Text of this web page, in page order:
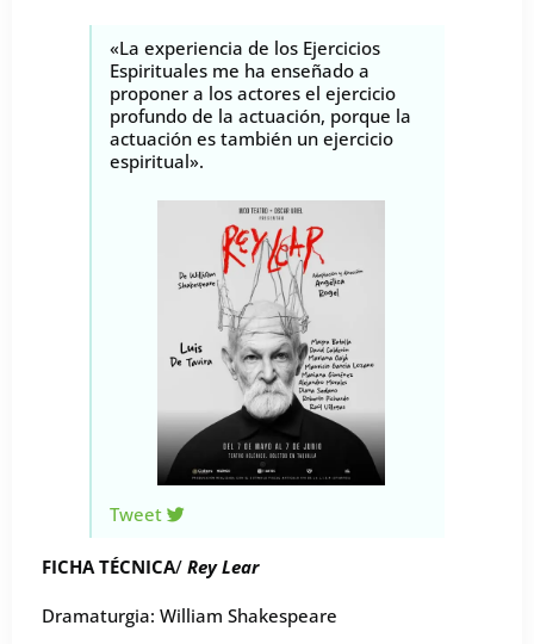
«La experiencia de los Ejercicios
Espirituales me ha enseñado a
proponer a los actores el ejercicio
profundo de la actuación, porque la
actuación es también un ejercicio
espiritual».
Tweet
FICHA TÉCNICA/ Rey Lear
Dramaturgia: William Shakespeare